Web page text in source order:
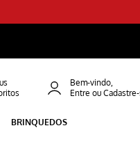
Bem-vindo,
BRINQUEDOS